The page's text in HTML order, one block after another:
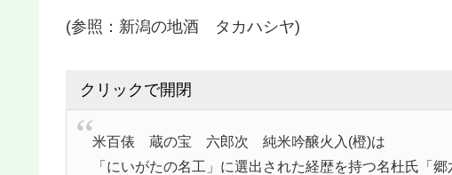
(参照：新潟の地酒 タカハシヤ)
クリックで開閉
米百俵 蔵の宝 六郎次 純米吟醸火入(橙)は
「にいがたの名工」に選出された経歴を持つ名杜氏「